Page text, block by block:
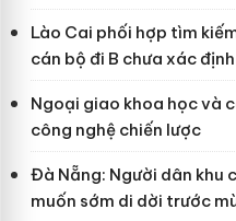
Lào Cai phối hợp tìm
cán bộ đi B chưa xác
Ngoại giao khoa học và
công nghệ chiến lược
Đà Nẵng: Người dân khu
muốn sớm di dời trước